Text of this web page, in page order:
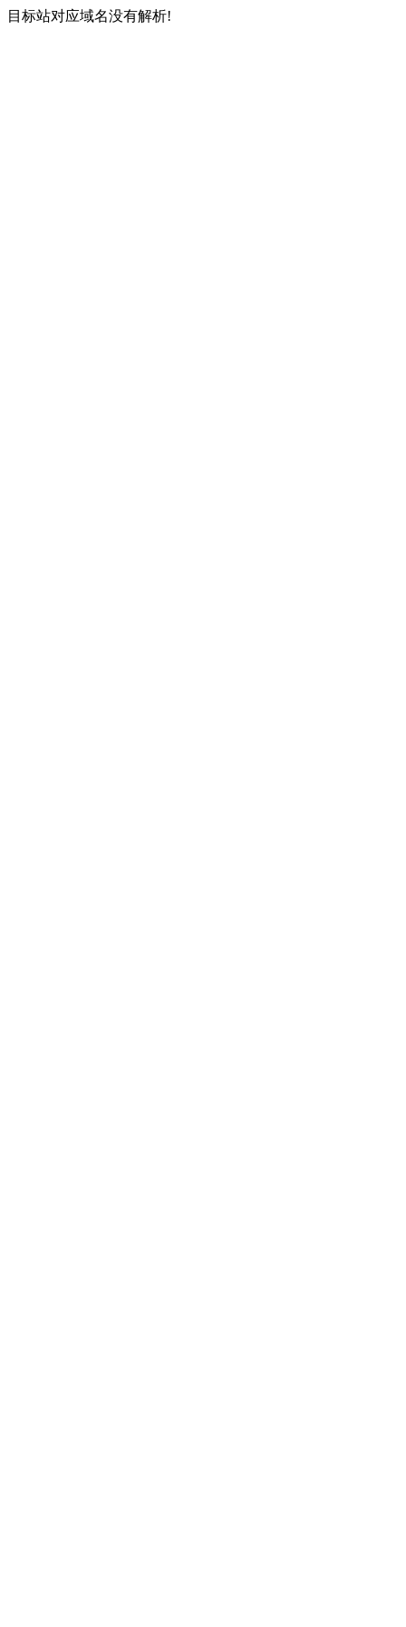
目标站对应域名没有解析!